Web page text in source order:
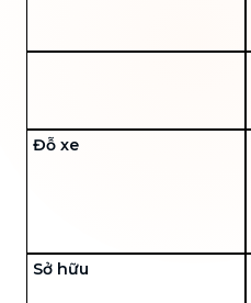
Đỗ xe
Sở hữu